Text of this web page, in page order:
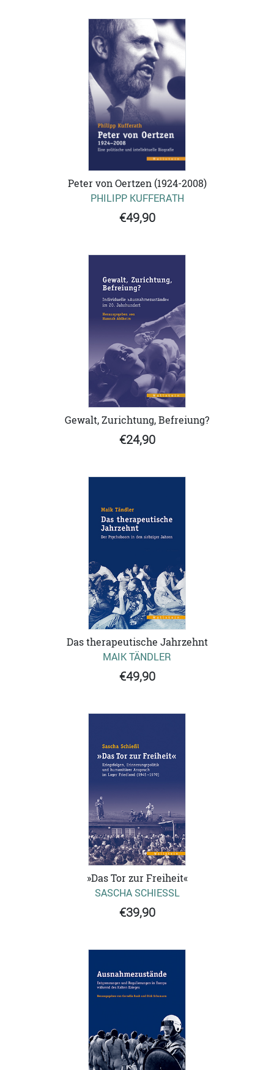
Peter von Oertzen (1924-2008)
PHILIPP KUFFERATH
€49,90
Gewalt, Zurichtung, Befreiung?
€24,90
Das therapeutische Jahrzehnt
MAIK TÄNDLER
€49,90
»Das Tor zur Freiheit«
SASCHA SCHIESSL
€39,90